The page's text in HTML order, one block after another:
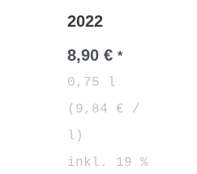
2022
8,90 € *
0,75
l
( 9,84 € /
l )
inkl. 19 %